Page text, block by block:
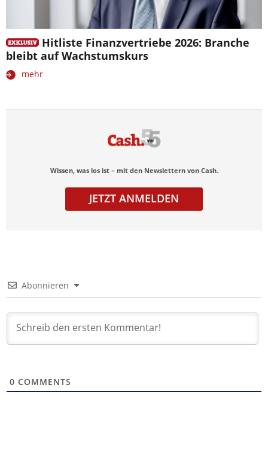
Hitliste Finanzvertriebe 2026: Branche
bleibt auf Wachstumskurs
mehr
Wissen, was los ist – mit den Newslettern von Cash.
JETZT ANMELDEN
Abonnieren
0 COMMENTS